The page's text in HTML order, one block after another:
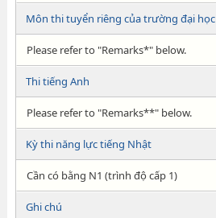
Môn thi tuyển riêng của trường đại học
Please refer to "Remarks*" below.
Thi tiếng Anh
Please refer to "Remarks**" below.
Kỳ thi năng lực tiếng Nhật
Cần có bằng N1 (trình độ cấp 1)
Ghi chú